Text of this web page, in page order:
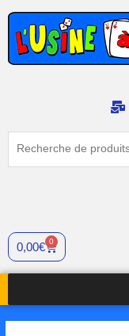
contenu
0,00€ 0
Cart